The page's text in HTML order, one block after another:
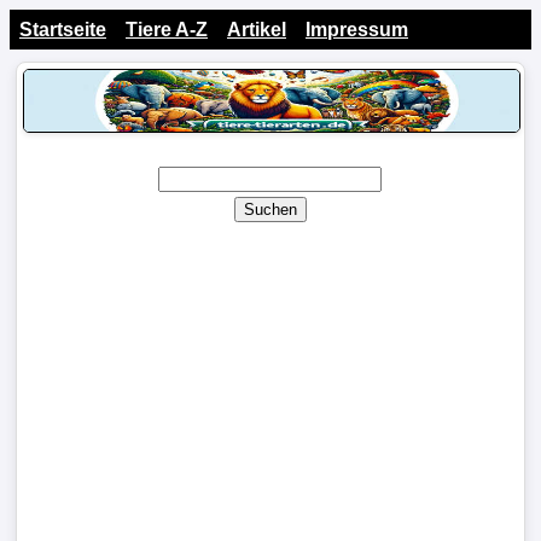
Startseite Tiere A-Z Artikel Impressum
Suchen